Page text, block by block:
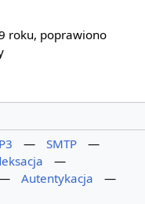
roku, poprawiono
— SMTP
—
—
Autentykacja
—